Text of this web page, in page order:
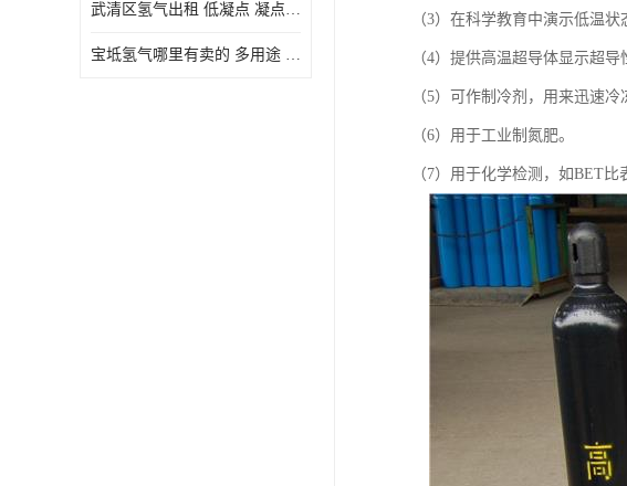
武清区氢气出租 低凝点 凝点为-259
宝坻氢气哪里有卖的 多用途 可以在空气中上升
（3）在科学教育中演示低温
（4）提供高温超导体显示超
（5）可作制冷剂，用来迅速
（6）用于工业制氮肥。
（7）用于化学检测，如BET比